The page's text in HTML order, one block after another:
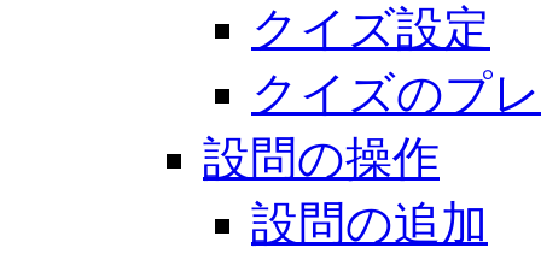
クイズ設定
クイズのプ
設問の操作
設問の追加